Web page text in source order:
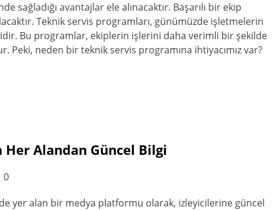
sağladığı avantajlar ele alınacaktır. Başarılı bir ekip
Teknik servis programları, günümüzde işletmelerin
Bu programlar, ekiplerin işlerini daha verimli bir şekilde
Peki, neden bir teknik servis programına ihtiyacımız var?
Her Alandan Güncel Bilgi
0
yer alan bir medya platformu olarak, izleyicilerine güncel